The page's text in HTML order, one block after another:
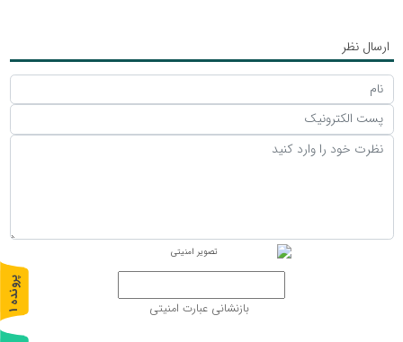
ارسال نظر
بازنشانی عبارت امنیتی پ
ر
و
ن
د
ه
1